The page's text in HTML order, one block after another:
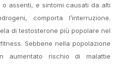
assenti, e sintomi causati da alti
comporta l’interruzione.
di testosterone più popolare nel
Sebbene nella popolazione
aumentato rischio di malattie